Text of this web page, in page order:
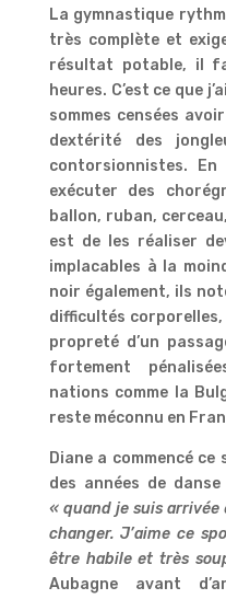
La gymnastique
très complète et
résultat potable, il
heures. C’est ce que
sommes censées
dextérité des
contorsionnistes.
exécuter des
ballon, ruban,
est de les réaliser
implacables à la
noir également, ils
difficultés corporelles,
propreté d’un
fortement
nations comme la
reste méconnu en
Diane a commencé
des années de
« quand je suis arrivée
changer. J’aime ce
être habile et très
Aubagne avant